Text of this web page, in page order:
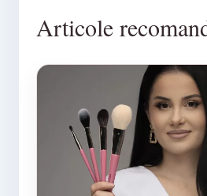
Articole